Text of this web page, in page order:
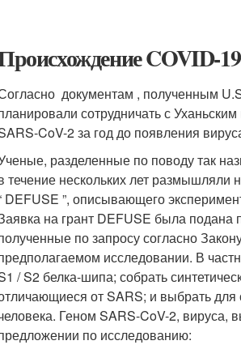
COVID-
документам , полученным
сотрудничать с
CoV-2 за год до появления
разделенные по поводу так
течение нескольких лет размышляли
DEFUSE ”, описывающего
на грант DEFUSE была
по запросу согласно
исследовании. В
/ S2 белка-шипа; собрать
от SARS; и выбрать
Геном SARS-CoV-2, вируса,
по исследованию: